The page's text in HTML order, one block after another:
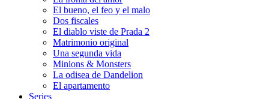
El bueno, el feo y el malo
Dos fiscales
El diablo viste de Prada 2
Matrimonio original
Una segunda vida
Minions & Monsters
La odisea de Dandelion
El apartamento
Series